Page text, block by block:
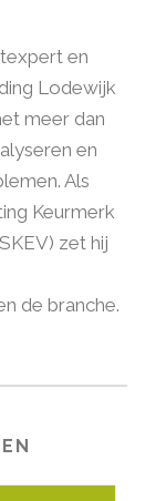
en
Lodewijk
meer dan
en
Als
Keurmerk
zet hij
de branche.